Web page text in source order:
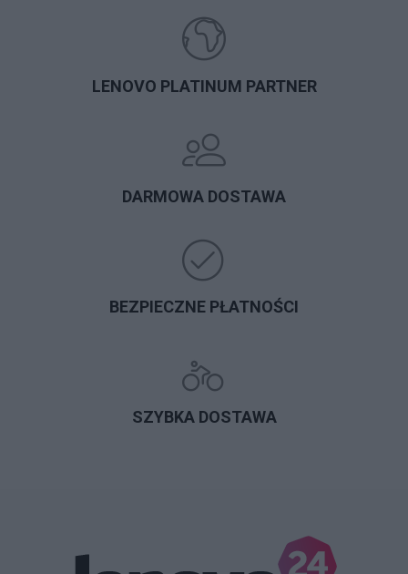
LENOVO PLATINUM PARTNER
DARMOWA DOSTAWA
BEZPIECZNE PŁATNOŚCI
SZYBKA DOSTAWA